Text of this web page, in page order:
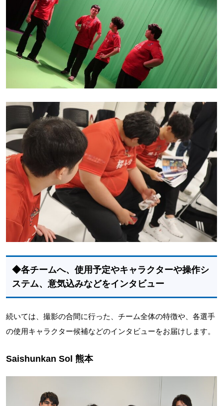
◆各チームへ、使用予定やキャラクターや操作シ
ステム、意気込みなどをインタビュー
続いては、撮影の合間に行った、チーム全体の特徴や、各選手
の使用キャラクター候補などのインタビューをお届けします。
Saishunkan Sol 熊本